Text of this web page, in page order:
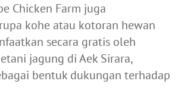
Chicken Farm juga
kohe atau kotoran hewan
secara gratis oleh
jagung di Aek Sirara,
bentuk dukungan terhadap